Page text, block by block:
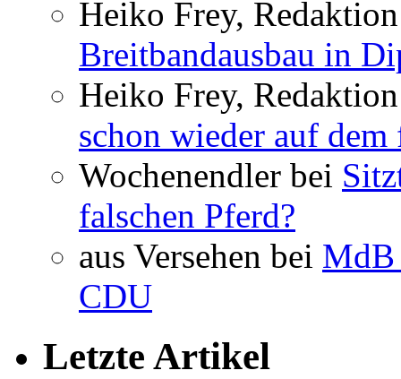
Heiko Frey,
Breitbandausbau in
Heiko Frey,
schon wieder auf dem
Wochenendler bei
falschen Pferd?
aus Versehen bei MdB
CDU
Letzte Artikel